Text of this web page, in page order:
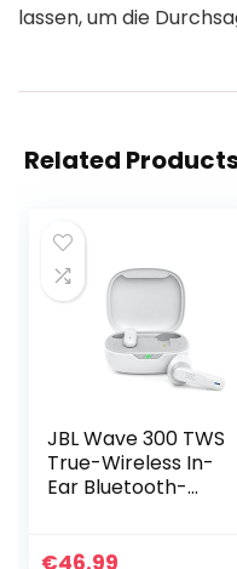
lassen, um die
Related
JBL Wave 300 TWS
True-Wireless In-
Ear Bluetooth-
Ohrhörer mit
€46.99